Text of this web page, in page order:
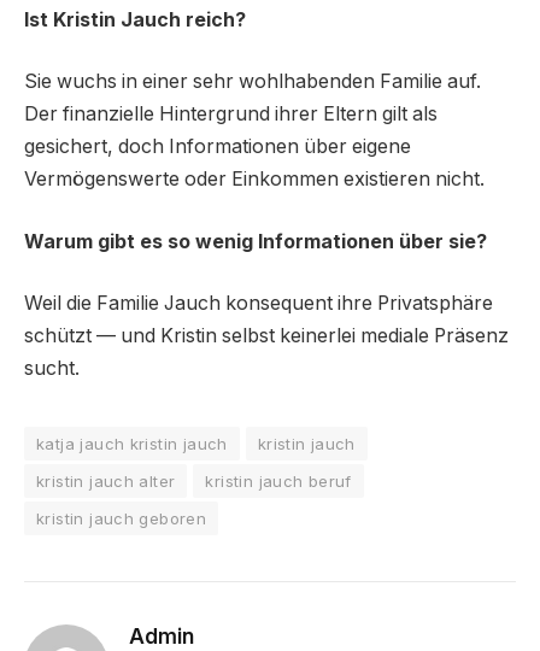
Ist Kristin Jauch reich?
Sie wuchs in einer sehr wohlhabenden Familie auf.
Der finanzielle Hintergrund ihrer Eltern gilt als
gesichert, doch Informationen über eigene
Vermögenswerte oder Einkommen existieren nicht.
Warum gibt es so wenig Informationen über sie?
Weil die Familie Jauch konsequent ihre Privatsphäre
schützt — und Kristin selbst keinerlei mediale Präsenz
sucht.
katja jauch kristin jauch
kristin jauch
kristin jauch alter
kristin jauch beruf
kristin jauch geboren
Admin